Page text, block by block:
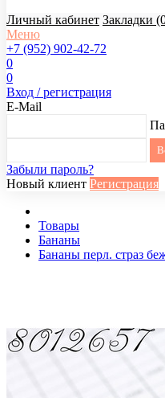
Личный кабинет Закладки
Меню
+7 (952) 902-42-72
0
0
Вход / регистрация
E-Mail
Забыли пароль?
Новый клиент Регистрация
Товары
Бананы
Бананы перл. страз